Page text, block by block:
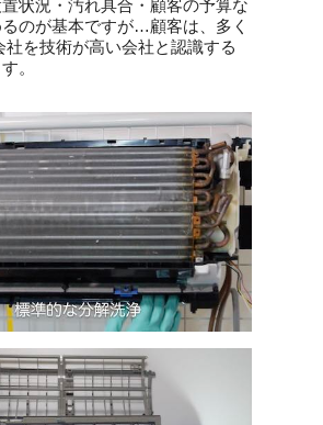
状況・汚れ具合・顧客の予算な
のが基本ですが…顧客は、多く
社を技術が高い会社と認識する
。